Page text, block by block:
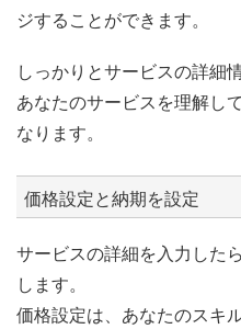
ジすることができます。
しっかりとサービスの詳細
あなたのサービスを理解し
なります。
価格設定と納期を設定
サービスの詳細を入力した
します。
価格設定は、あなたのスキ